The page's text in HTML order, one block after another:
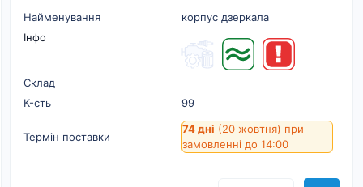
Найменування
корпус дзеркала
Інфо
Склад
К-cть
99
Термін поставки
74 дні (20 жовтня) при
замовленні до 14:00